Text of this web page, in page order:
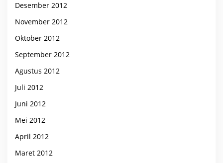
Desember 2012
November 2012
Oktober 2012
September 2012
Agustus 2012
Juli 2012
Juni 2012
Mei 2012
April 2012
Maret 2012